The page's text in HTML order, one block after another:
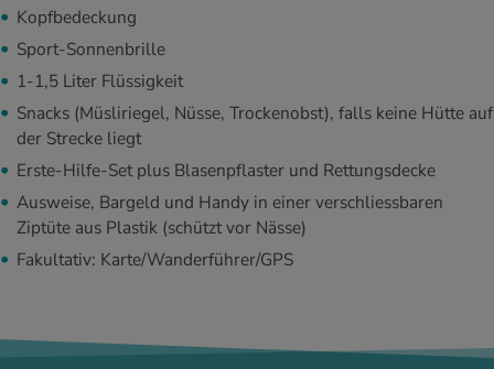
Kopfbedeckung
Sport-Sonnenbrille
1-1,5 Liter Flüssigkeit
Snacks (Müsliriegel, Nüsse, Trockenobst), falls keine Hütte auf
der Strecke liegt
Erste-Hilfe-Set plus Blasenpflaster und Rettungsdecke
Ausweise, Bargeld und Handy in einer verschliessbaren
Ziptüte aus Plastik (schützt vor Nässe)
Fakultativ: Karte/Wanderführer/GPS